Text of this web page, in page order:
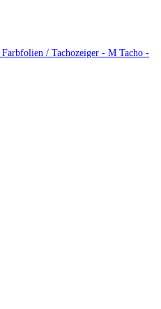
/ Tachozeiger - M Tacho -